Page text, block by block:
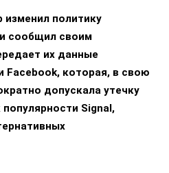
политику
сообщил своим
их данные
Facebook, которая, в свою
допускала утечку
Signal,